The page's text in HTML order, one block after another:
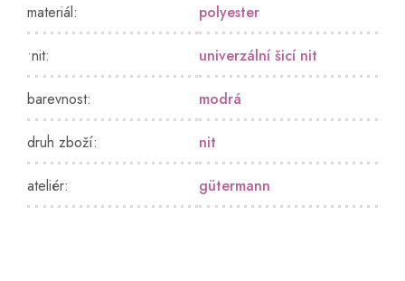
materiál: polyester
•nit: univerzální šicí nit
barevnost: modrá
druh zboží: nit
ateliér: gütermann